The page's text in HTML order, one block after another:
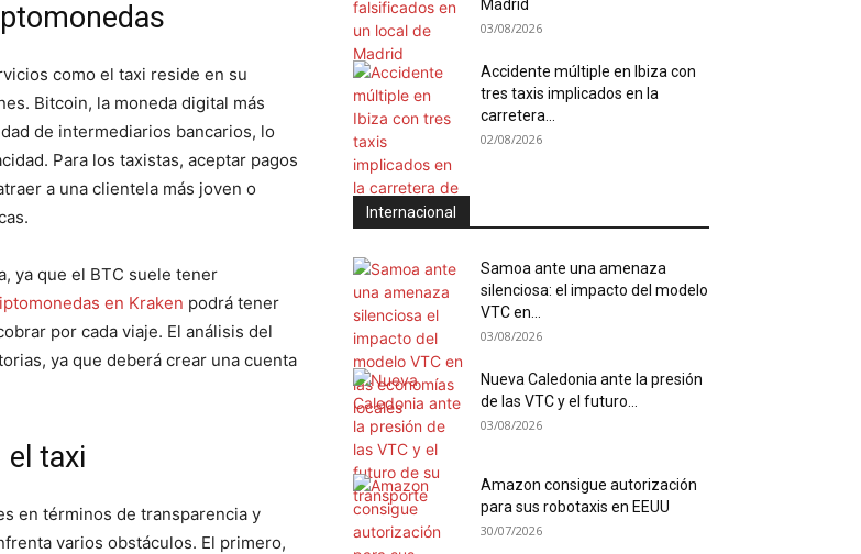
como el taxi reside en su
Bitcoin, la moneda digital más
de intermediarios bancarios, lo
Para los taxistas, aceptar pagos
a una clientela más joven o
ya que el BTC suele tener
en Kraken podrá tener
por cada viaje. El análisis del
ya que deberá crear una cuenta
taxi
en términos de transparencia y
varios obstáculos. El primero,
Madrid
03/08/2026
Accidente múltiple en Ibiza con
tres taxis implicados en la
carretera...
02/08/2026
Internacional
Samoa ante una amenaza
silenciosa: el impacto del modelo
VTC en...
03/08/2026
Nueva Caledonia ante la presión
de las VTC y el futuro...
03/08/2026
Amazon consigue autorización
para sus robotaxis en EEUU
30/07/2026